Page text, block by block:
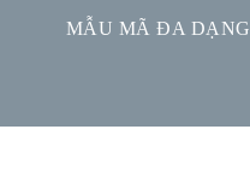
MẪU MÃ ĐA DẠNG